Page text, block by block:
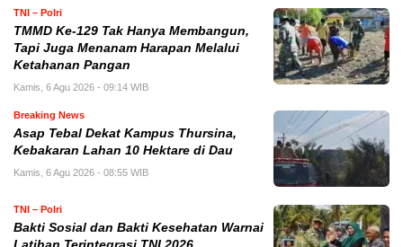
TNI – Polri
TMMD Ke-129 Tak Hanya Membangun,
Tapi Juga Menanam Harapan Melalui
Ketahanan Pangan
Kamis, 6 Agu 2026 - 09:14 WIB
Breaking News
Asap Tebal Dekat Kampus Thursina,
Kebakaran Lahan 10 Hektare di Dau
Kamis, 6 Agu 2026 - 08:55 WIB
TNI – Polri
Bakti Sosial dan Bakti Kesehatan Warnai